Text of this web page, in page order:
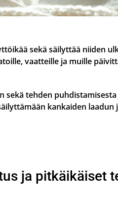
sekä säilyttää niiden
vaatteille ja muille
tehden
kankaiden
ja pitkäikäiset